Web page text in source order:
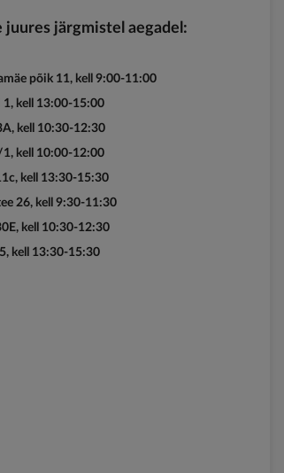
juures järgmistel aegadel:
põik 11, kell 9:00-11:00
1, kell 13:00-15:00
kell 10:30-12:30
kell 10:00-12:00
kell 13:30-15:30
26, kell 9:30-11:30
kell 10:30-12:30
kell 13:30-15:30